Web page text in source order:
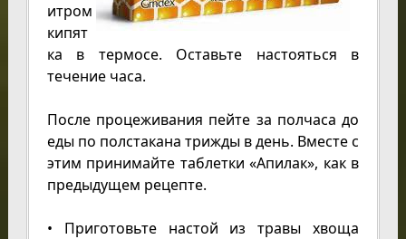
итром
кипят
ка в термосе. Оставьте настояться в
течение часа.
После процеживания пейте за полчаса до
еды по полстакана трижды в день. Вместе с
этим принимайте таблетки «Апилак», как в
предыдущем рецепте.
• Приготовьте настой из травы хвоща